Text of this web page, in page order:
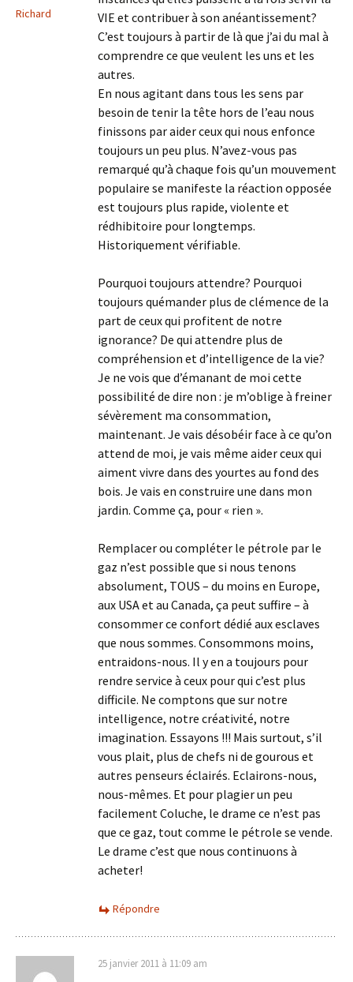
Richard
VIE et contribuer à son anéantissement?
C’est toujours à partir de là que j’ai du mal à
comprendre ce que veulent les uns et les
autres.
En nous agitant dans tous les sens par
besoin de tenir la tête hors de l’eau nous
finissons par aider ceux qui nous enfonce
toujours un peu plus. N’avez-vous pas
remarqué qu’à chaque fois qu’un mouvement
populaire se manifeste la réaction opposée
est toujours plus rapide, violente et
rédhibitoire pour longtemps.
Historiquement vérifiable.
Pourquoi toujours attendre? Pourquoi
toujours quémander plus de clémence de la
part de ceux qui profitent de notre
ignorance? De qui attendre plus de
compréhension et d’intelligence de la vie?
Je ne vois que d’émanant de moi cette
possibilité de dire non : je m’oblige à freiner
sévèrement ma consommation,
maintenant. Je vais désobéir face à ce qu’on
attend de moi, je vais même aider ceux qui
aiment vivre dans des yourtes au fond des
bois. Je vais en construire une dans mon
jardin. Comme ça, pour « rien ».
Remplacer ou compléter le pétrole par le
gaz n’est possible que si nous tenons
absolument, TOUS – du moins en Europe,
aux USA et au Canada, ça peut suffire – à
consommer ce confort dédié aux esclaves
que nous sommes. Consommons moins,
entraidons-nous. Il y en a toujours pour
rendre service à ceux pour qui c’est plus
difficile. Ne comptons que sur notre
intelligence, notre créativité, notre
imagination. Essayons !!! Mais surtout, s’il
vous plait, plus de chefs ni de gourous et
autres penseurs éclairés. Eclairons-nous,
nous-mêmes. Et pour plagier un peu
facilement Coluche, le drame ce n’est pas
que ce gaz, tout comme le pétrole se vende.
Le drame c’est que nous continuons à
acheter!
Répondre
25 janvier 2011 à 11:09 am